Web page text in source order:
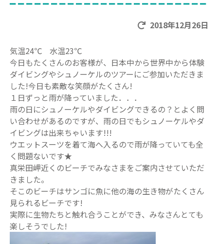
2018年12月26日
気温24℃ 水温23℃
今日もたくさんのお客様が、日本中から世界中から体験
ダイビングやシュノーケルのツアーにご参加いただきま
した!今日も素敵な笑顔がたくさん!
１日ずっと雨が降っていました．．．
雨の日にシュノーケルやダイビングできるの？とよく問
い合わせがあるのですが、雨の日でもシュノーケルやダ
イビングは出来ちゃいます!!!
ウエットスーツを着て海へ入るので雨が降っていても全
く問題ないです★
真栄田岬近くのビーチでみなさまをご案内させていただ
きました。
そこのビーチはサンゴに魚に他の海の生き物がたくさん
見られるビーチです!
実際に生物たちと触れ合うことができ、みなさんとても
楽しそうでした!